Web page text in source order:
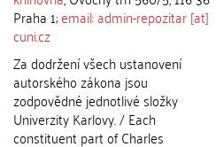
Praha 1;email: admin-repozitar [at]
cuni.cz
Za dodržení všech ustanovení
autorského zákona jsou
zodpovědné jednotlivé složky
Univerzity Karlovy. / Each
constituent part of Charles